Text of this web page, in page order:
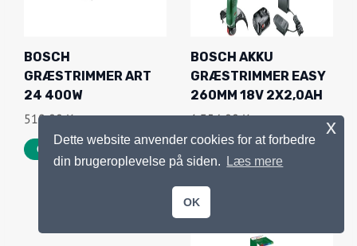
BOSCH
GRÆSTRIMMER ART
24 400W
510,00Kr.
GÅ TIL BUTIK
BOSCH AKKU
GRÆSTRIMMER EASY
260MM 18V 2X2,0AH
1.354,00Kr.
GÅ TIL BUTIK
Dette website anvender cookies for at forbedre
din brugeroplevelse på siden.
Læs mere
OK
x